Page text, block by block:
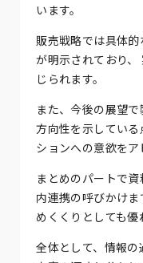
います。
販売戦略では具体
が明示されており
じられます。
また、今後の展望
方向性を示してい
ションへの意欲をア
まとめのパートで
内連携の呼びかけ
めくくりとしても優
全体として、情報